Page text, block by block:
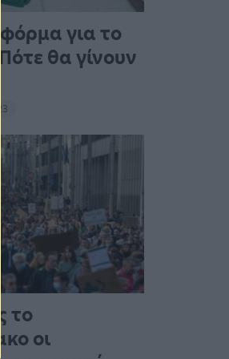
για το
θα γίνουν
το
οι